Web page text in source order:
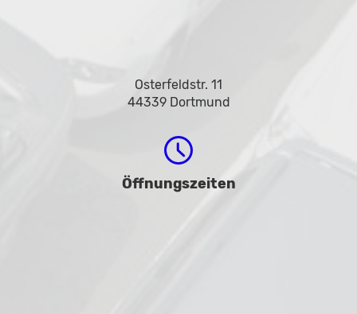
Osterfeldstr. 11
44339 Dortmund
Öffnungszeiten